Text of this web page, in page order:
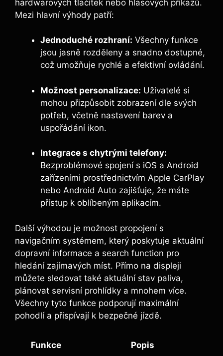
hardwarových tlačítek nebo hlasových příkazů.
Mezi hlavní výhody patří:
Jednoduché rozhraní: Všechny funkce
jsou jasně rozděleny a snadno dostupné,
což umožňuje rychlé a efektivní ovládání.
Možnost personalizace: Uživatelé si
mohou přizpůsobit zobrazení dle svých
potřeb, včetně nastavení barev a
uspořádání ikon.
Integrace s chytrými telefony:
Bezproblémové spojení s iOS a Android
zařízeními prostřednictvím Apple CarPlay
nebo Android Auto zajišťuje, že máte
přístup k oblíbeným aplikacím.
Další výhodou je možnost propojení s
navigačním systémem, který poskytuje aktuální
dopravní informace a search function pro
hledání zajímavých míst. Přímo na displeji
můžete sledovat také aktuální stav paliva,
plánovat servisní prohlídky a mnohem více.
Všechny tyto funkce podporují maximální
pohodlí a přispívají k bezpečné jízdě.
Funkce Popis